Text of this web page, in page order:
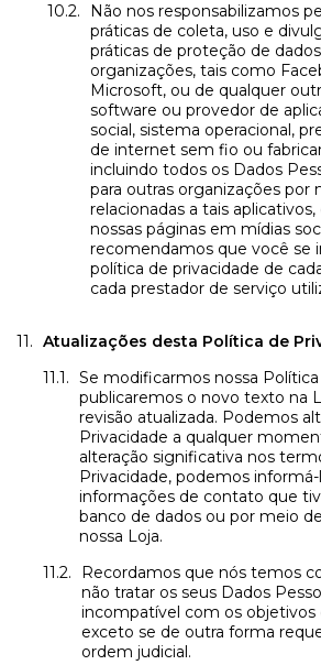
Não nos responsabilizamos
práticas de coleta, uso e
práticas de proteção de
organizações, tais como
Microsoft, ou de qualquer
software ou provedor de
social, sistema operacional,
de internet sem fio ou
incluindo todos os Dados
para outras organizações por
relacionadas a tais
nossas páginas em mídias
recomendamos que você se
política de privacidade de
cada prestador de serviço
Atualizações desta Política de
Se modificarmos nossa
publicaremos o novo texto na
revisão atualizada. Podemos
Privacidade a qualquer
alteração significativa nos
Privacidade, podemos
informações de contato que
banco de dados ou por meio
nossa Loja.
Recordamos que nós temos
não tratar os seus Dados
incompatível com os objetivos
exceto se de outra forma
ordem judicial.